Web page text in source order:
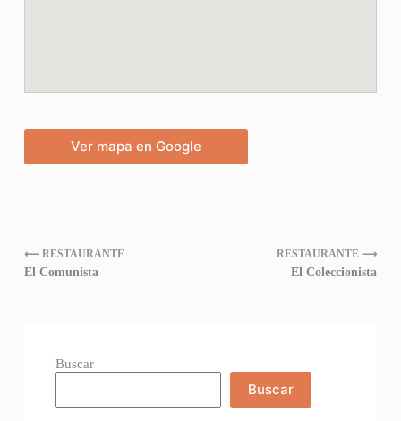
Ver mapa en Google
⟵ RESTAURANTE
El Comunista
RESTAURANTE ⟶
El Coleccionista
Buscar
Buscar